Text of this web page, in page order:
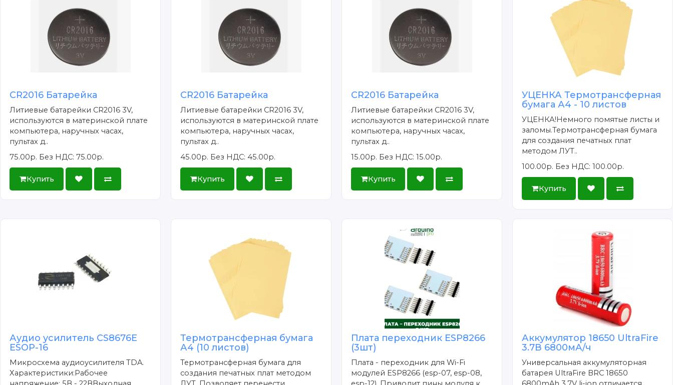
CR2016 Батарейка
Литиевые батарейки CR2016 3V,
используются в материнской плате
компьютера, наручных часах,
пультах д..
75.00р. Без НДС: 75.00р.
Купить
CR2016 Батарейка
Литиевые батарейки CR2016 3V,
используются в материнской плате
компьютера, наручных часах,
пультах д..
45.00р. Без НДС: 45.00р.
Купить
CR2016 Батарейка
Литиевые батарейки CR2016 3V,
используются в материнской плате
компьютера, наручных часах,
пультах д..
15.00р. Без НДС: 15.00р.
Купить
УЦЕНКА Термотрансферная
бумага А4 - 10 листов
УЦЕНКА!Немного помятые листы и
заломы.Термотрансферная бумага
для создания печатных плат
методом ЛУТ..
100.00р. Без НДС: 100.00р.
Купить
Аудио усилитель CS8676E
ESOP-16
Микросхема аудиоусилителя TDA.
Характеристики:Рабочее
Термотрансферная бумага
А4 (10 листов)
Термотрансферная бумага для
создания печатных плат методом
Плата переходник ESP8266
(3шт)
Плата - переходник для Wi-Fi
модулей ESP8266 (esp-07, esp-08,
Аккумулятор 18650 UltraFire
3.7В 6800мА/ч
Универсальная аккумуляторная
батарея UltraFire BRC 18650